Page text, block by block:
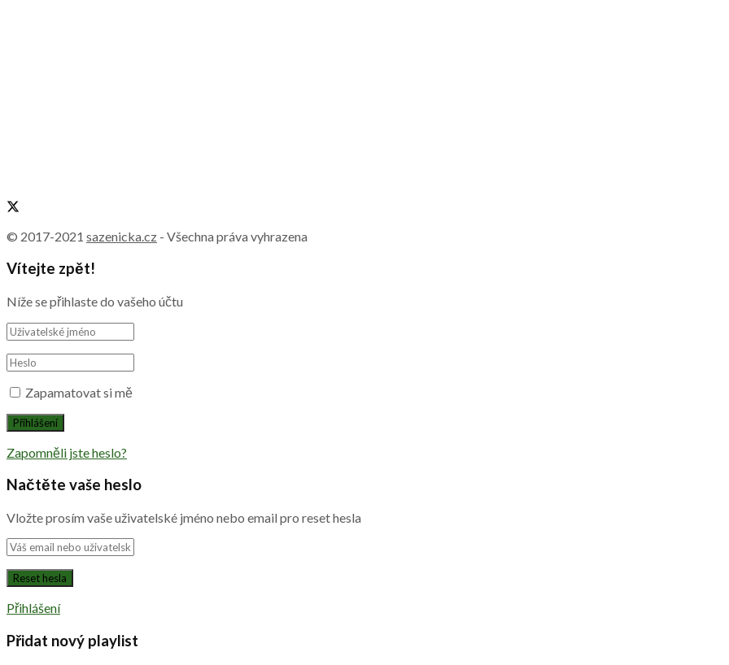
© 2017-2021 sazenicka.cz - Všechna práva vyhrazena
Vítejte zpět!
Níže se přihlaste do vašeho účtu
Zapamatovat si mě
Zapomněli jste heslo?
Načtěte vaše heslo
Vložte prosím vaše uživatelské jméno nebo email pro reset hesla
Přihlášení
Přidat nový playlist